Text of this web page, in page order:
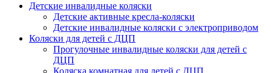
Детские инвалидные коляски
Детские активные кресла-коляски
Детские инвалидные коляски с электроприводом
Коляски для детей с ДЦП
Прогулочные инвалидные коляски для детей с
ДЦП
Коляска комнатная для детей с ДЦП